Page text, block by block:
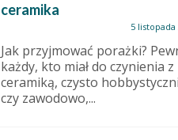
ceramika
5 listopada
Jak przyjmować porażki?
każdy, kto miał do czynienia z
ceramiką, czysto
czy zawodowo,...